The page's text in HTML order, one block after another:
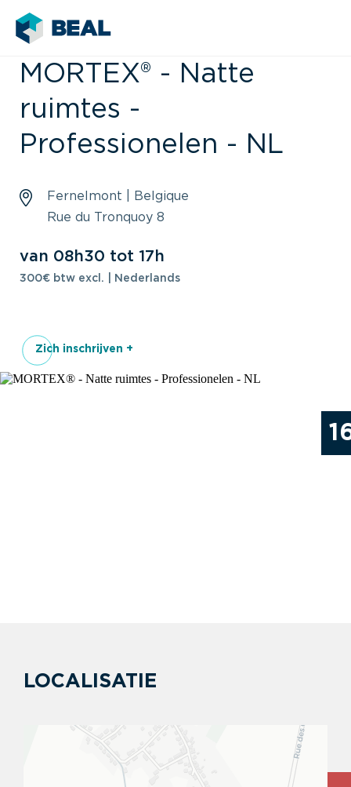
MORTEX® - Natte
ruimtes -
Professionelen - NL
Fernelmont | Belgique
Rue du Tronquoy 8
van 08h30 tot 17h
300€ btw excl. | Nederlands
Zich inschrijven +
LOCALISATIE